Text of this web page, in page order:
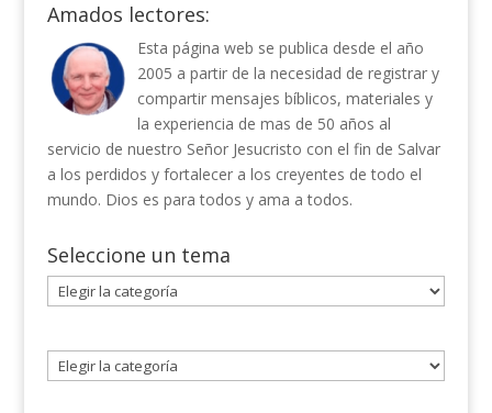
Amados lectores:
Esta página web se publica desde el año
2005 a partir de la necesidad de registrar y
compartir mensajes bíblicos, materiales y
la experiencia de mas de 50 años al
servicio de nuestro Señor Jesucristo con el fin de Salvar
a los perdidos y fortalecer a los creyentes de todo el
mundo. Dios es para todos y ama a todos.
Seleccione un tema
Seleccione
un